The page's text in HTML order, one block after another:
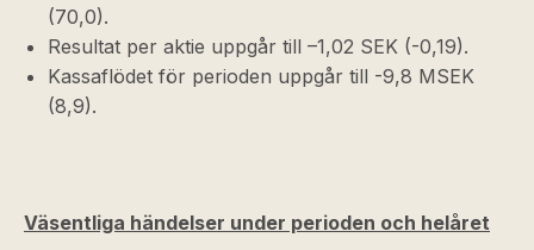
(70,0).
Resultat per aktie uppgår till –1,02 SEK (-0,19).
Kassaflödet för perioden uppgår till -9,8 MSEK
(8,9).
Väsentliga händelser under perioden och helåret